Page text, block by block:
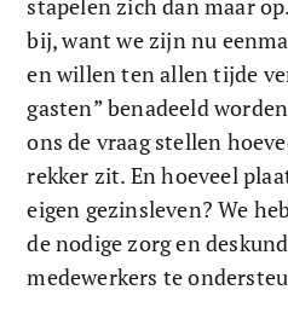
stapelen zich dan maar
bij, want we zijn nu
en willen ten allen tijde
gasten” benadeeld
ons de vraag stellen
rekker zit. En hoeveel
eigen gezinsleven? We
de nodige zorg en
medewerkers te